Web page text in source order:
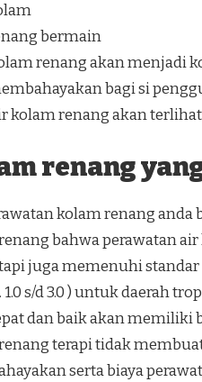
bermain
renang akan menjadi
bagi si
kolam renang akan
renang
kolam renang
bahwa perawatan
juga memenuhi standar
1.0 s/d 3.0 ) untuk daerah
dan baik akan memiliki
terapi tidak
serta biaya